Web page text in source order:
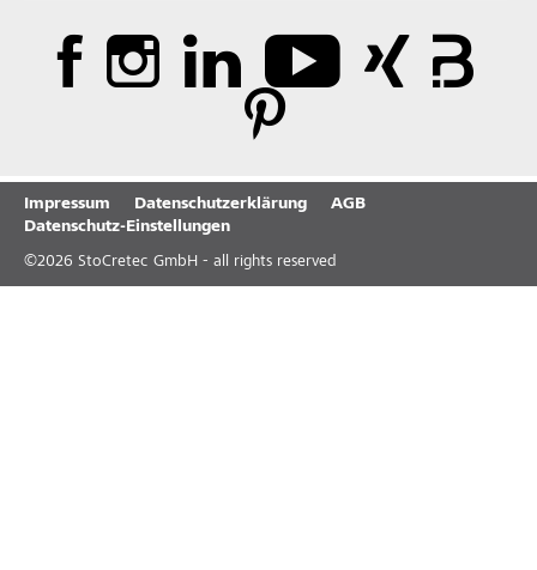
Impressum Datenschutzerklärung
AGB
Datenschutz-Einstellungen
©2026 StoCretec GmbH - all rights reserved